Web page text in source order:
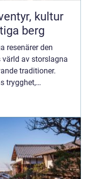
berg
resenärer den
av storslagna
traditioner.
trygghet,